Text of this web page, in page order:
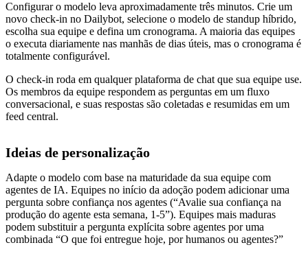
Configurar o modelo leva aproximadamente três minutos. Crie um
novo check-in no Dailybot, selecione o modelo de standup híbrido,
escolha sua equipe e defina um cronograma. A maioria das equipes
o executa diariamente nas manhãs de dias úteis, mas o cronograma é
totalmente configurável.
O check-in roda em qualquer plataforma de chat que sua equipe use.
Os membros da equipe respondem as perguntas em um fluxo
conversacional, e suas respostas são coletadas e resumidas em um
feed central.
Ideias de personalização
Adapte o modelo com base na maturidade da sua equipe com
agentes de IA. Equipes no início da adoção podem adicionar uma
pergunta sobre confiança nos agentes (“Avalie sua confiança na
produção do agente esta semana, 1-5”). Equipes mais maduras
podem substituir a pergunta explícita sobre agentes por uma
combinada “O que foi entregue hoje, por humanos ou agentes?”